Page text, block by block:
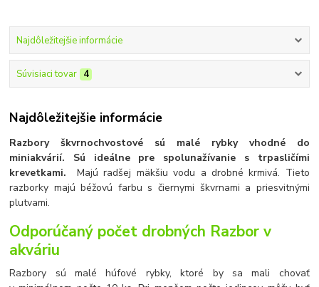
Najdôležitejšie informácie
Súvisiaci tovar 4
Najdôležitejšie informácie
Razbory škvrnochvostové sú malé rybky vhodné do
miniakvárií. Sú ideálne pre spolunažívanie s trpasličími
krevetkami.
Majú radšej mäkšiu vodu a drobné krmivá. Tieto
razborky majú béžovú farbu s čiernymi škvrnami a priesvitnými
plutvami.
Odporúčaný počet drobných Razbor v
akváriu
Razbory sú malé húfové rybky, ktoré by sa mali chovať